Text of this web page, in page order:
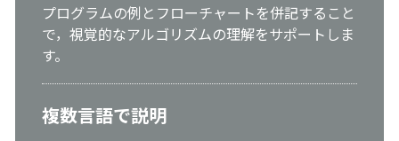
プログラムの例とフローチャートを併記すること
で，視覚的なアルゴリズムの理解をサポートしま
す。
複数言語で説明